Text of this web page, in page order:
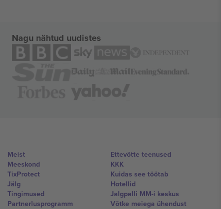
Nagu nähtud uudistes
Meist
Meeskond
TixProtect
Jälg
Tingimused
Partnerlusprogramm
Ettevõtte teenused
KKK
Kuidas see töötab
Hotellid
Jalgpalli MM-i keskus
Võtke meiega ühendust